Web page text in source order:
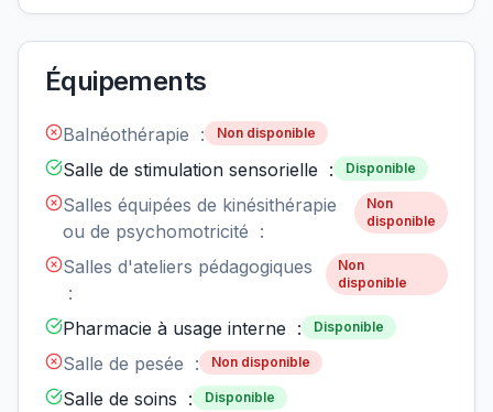
Équipements
Balnéothérapie : Non disponible
Salle de stimulation sensorielle : Disponible
Salles équipées de kinésithérapie
ou de psychomotricité :
Non
disponible
Salles d'ateliers pédagogiques
:
Non
disponible
Pharmacie à usage interne : Disponible
Salle de pesée : Non disponible
Salle de soins : Disponible